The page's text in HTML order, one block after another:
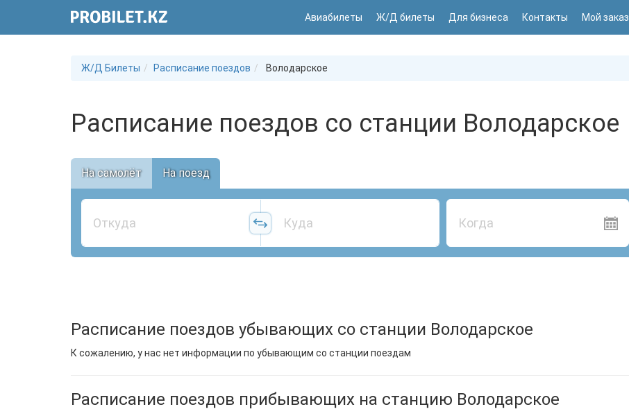
Авиабилеты Ж/Д билеты Для бизнеса Контакты Мой заказ
Ж/Д Билеты Расписание поездов Володарское
Расписание поездов со станции Володарское
На самолёт На поезд
Когда
Расписание поездов убывающих со станции Володарское
К сожалению, у нас нет информации по убывающим со станции поездам
Расписание поездов прибывающих на станцию Володарское